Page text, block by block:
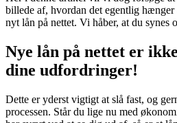
billede af, hvordan det egentlig hænger
nyt lån på nettet. Vi håber, at du synes
Nye lån på nettet er
dine udfordringer!
Dette er yderst vigtigt at slå fast, og
processen. Står du lige nu med